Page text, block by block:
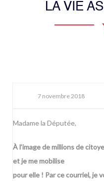
LA VIE
7 novembre 2018
Madame la Députée,
À l’image de millions de
et je me mobilise
pour elle ! Par ce courriel, je